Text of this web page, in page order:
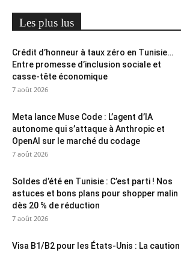
Les plus lus
Crédit d’honneur à taux zéro en Tunisie…
Entre promesse d’inclusion sociale et
casse-tête économique
7 août 2026
Meta lance Muse Code : L’agent d’IA
autonome qui s’attaque à Anthropic et
OpenAI sur le marché du codage
7 août 2026
Soldes d’été en Tunisie : C’est parti ! Nos
astuces et bons plans pour shopper malin
dès 20 % de réduction
7 août 2026
Visa B1/B2 pour les États-Unis : La caution